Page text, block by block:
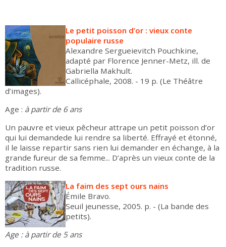
Le petit poisson d’or : vieux conte
populaire russe
Alexandre Sergueievitch Pouchkine,
adapté par Florence Jenner-Metz, ill. de
Gabriella Makhult.
Callicéphale, 2008. - 19 p. (Le Théâtre
d’images).
Age : à partir de 6 ans
Un pauvre et vieux pêcheur attrape un petit poisson d’or
qui lui demandede lui rendre sa liberté. Effrayé et étonné,
il le laisse repartir sans rien lui demander en échange, à la
grande fureur de sa femme... D’après un vieux conte de la
tradition russe.
La faim des sept ours nains
Émile Bravo.
Seuil jeunesse, 2005. p. - (La bande des
petits).
Age : à partir de 5 ans